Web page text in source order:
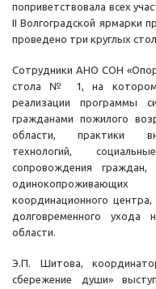
поприветствовала всех
II Волгоградской ярмарки
проведено три круглых
Сотрудники АНО СОН
стола № 1, на котором
реализации программы
гражданами пожилого
области, практики
технологий,
сопровождения
координационного
долговременного ухода
области.
Э.П. Шитова,
сбережение души»